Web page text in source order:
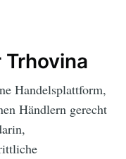
Handelsplattform,
Händlern gerecht